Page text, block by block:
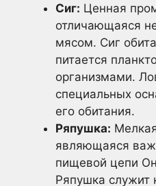
Сиг: Ценная
отличающаяся
мясом. Сиг
питается
организмами.
специальных
его обитания.
Ряпушка:
являющаяся
пищевой цепи
Ряпушка служит